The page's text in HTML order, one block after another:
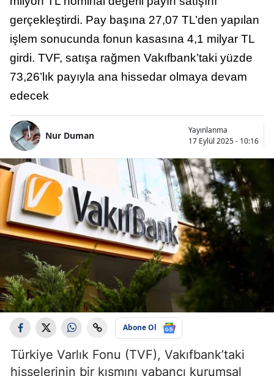
gerçekleştirdi. Pay başına 27,07 TL’den yapılan
işlem sonucunda fonun kasasına 4,1 milyar TL
girdi. TVF, satışa rağmen Vakıfbank’taki yüzde
73,26’lık payıyla ana hissedar olmaya devam
edecek
Nur Duman
Yayınlanma
17 Eylül 2025 - 10:16
Abone Ol
Türkiye Varlık Fonu (TVF), Vakıfbank’taki
hisselerinin bir kısmını yabancı kurumsal